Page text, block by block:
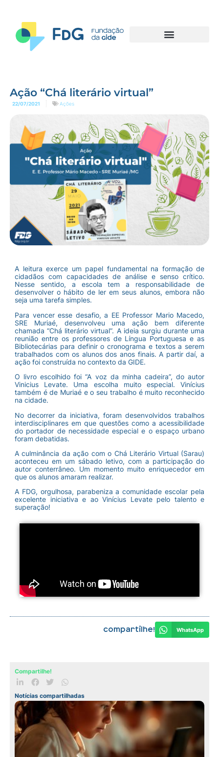
Ação “Chá literário virtual”
22/07/2021 Ações
A leitura exerce um papel fundamental na formação de
cidadãos com capacidades de análise e senso crítico.
Nesse sentido, a escola tem a responsabilidade de
desenvolver o hábito de ler em seus alunos, embora não
seja uma tarefa simples.
Para vencer esse desafio, a EE Professor Mario Macedo,
SRE Muriaé, desenvolveu uma ação bem diferente
chamada “Chá literário virtual”. A ideia surgiu durante uma
reunião entre os professores de Língua Portuguesa e as
Bibliotecárias para definir o cronograma e textos a serem
trabalhados com os alunos dos anos finais. A partir daí, a
ação foi construída no contexto da GIDE.
O livro escolhido foi “A voz da minha cadeira”, do autor
Vinicius Levate. Uma escolha muito especial. Vinícius
também é de Muriaé e o seu trabalho é muito reconhecido
na cidade.
No decorrer da iniciativa, foram desenvolvidos trabalhos
interdisciplinares em que questões como a acessibilidade
do portador de necessidade especial e o espaço urbano
foram debatidas.
A culminância da ação com o Chá Literário Virtual (Sarau)
aconteceu em um sábado letivo, com a participação do
autor conterrâneo. Um momento muito enriquecedor em
que os alunos amaram realizar.
A FDG, orgulhosa, parabeniza a comunidade escolar pela
excelente iniciativa e ao Vinícius Levate pelo talento e
superação!
Compartilhe! WhatsApp
Compartilhe!
Notícias compartilhadas